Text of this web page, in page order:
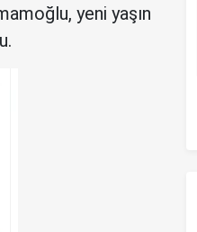
yeni yaşın